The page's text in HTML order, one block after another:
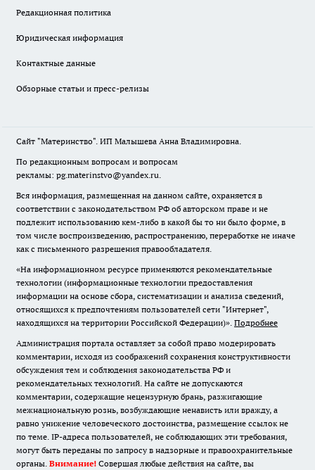
Редакционная политика
Юридическая информация
Контактные данные
Обзорные статьи и пресс-релизы
Сайт "Материнство". ИП Малышева Анна Владимировна.
По редакционным вопросам и вопросам
рекламы: pg.materinstvo@yandex.ru.
Вся информация, размещенная на данном сайте, охраняется в
соответствии с законодательством РФ об авторском праве и не
подлежит использованию кем-либо в какой бы то ни было форме, в
том числе воспроизведению, распространению, переработке не иначе
как с письменного разрешения правообладателя.
«На информационном ресурсе применяются рекомендательные
технологии (информационные технологии предоставления
информации на основе сбора, систематизации и анализа сведений,
относящихся к предпочтениям пользователей сети "Интернет",
находящихся на территории Российской Федерации)». Подробнее
Администрация портала оставляет за собой право модерировать
комментарии, исходя из соображений сохранения конструктивности
обсуждения тем и соблюдения законодательства РФ и
рекомендательных технологий. На сайте не допускаются
комментарии, содержащие нецензурную брань, разжигающие
межнациональную рознь, возбуждающие ненависть или вражду, а
равно унижение человеческого достоинства, размещение ссылок не
по теме. IP-адреса пользователей, не соблюдающих эти требования,
могут быть переданы по запросу в надзорные и правоохранительные
органы. Внимание! Совершая любые действия на сайте, вы